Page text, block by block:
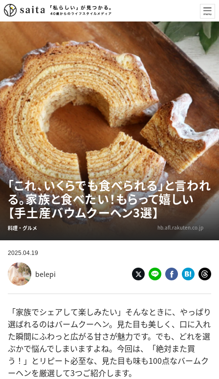
「これ、いくらでも食べられる」と言われ
る。家族と食べたい！もらって嬉しい
【手土産バウムクーヘン3選】
料理・グルメ hb.afl.rakuten.co.jp
2025.04.19
belepi
「家族でシェアして楽しみたい」そんなときに、やっぱり
選ばれるのはバームクーヘン。見た目も美しく、口に入れ
た瞬間にふわっと広がる甘さが魅力です。でも、どれを選
ぶかで悩んでしまいますよね。今回は、「絶対また買
う！」とリピート必至な、見た目も味も100点なバームク
ーヘンを厳選して3つご紹介します。